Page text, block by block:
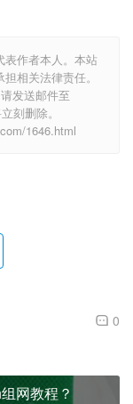
表作者本人。本站
相关法律责任。
发送邮件至
刻删除。
1646.html
0
网教程？